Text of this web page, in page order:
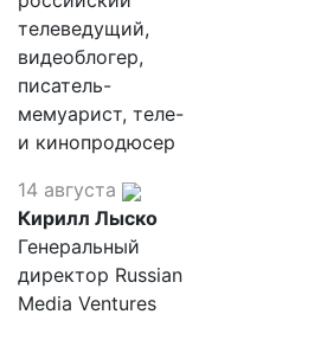
телеведущий,
видеоблогер,
писатель-
мемуарист, теле-
и кинопродюсер
14 августа
Кирилл Лыско
Генеральный
директор Russian
Media Ventures